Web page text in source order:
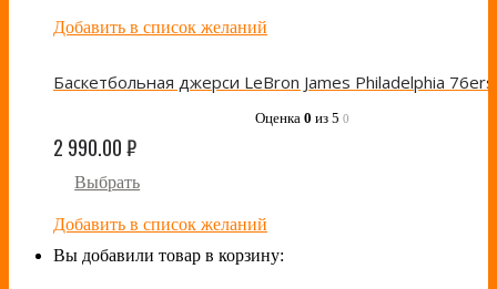
Добавить в список желаний
Оценка 0 из 5 0
2 990.00₽
Выбрать
Добавить в список желаний
Вы добавили товар в корзину: